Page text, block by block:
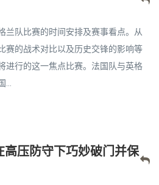
兰队比赛的时间安排及赛事看点。从
赛的战术对比以及历史交锋的影响等
进行的这一焦点比赛。法国队与英格
压防守下巧妙破门并保